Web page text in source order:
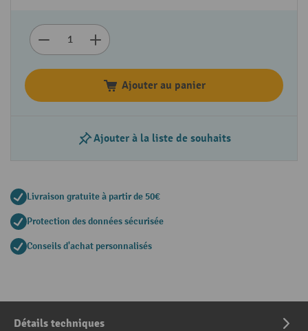
Ajouter au panier
Ajouter à la liste de souhaits
Livraison gratuite à partir de 50€
Protection des données sécurisée
Conseils d'achat personnalisés
Détails techniques